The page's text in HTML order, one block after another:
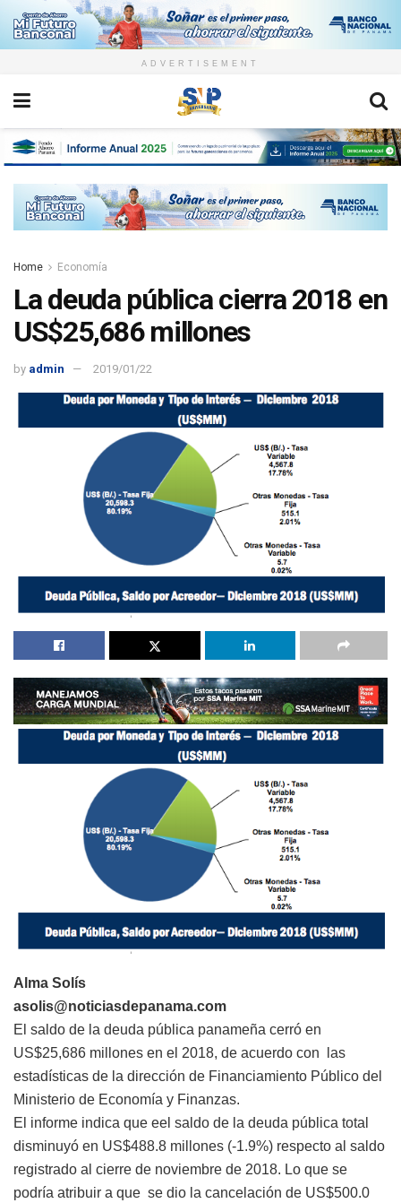
ADVERTISEMENT
Home Economía
La deuda pública cierra 2018 en
US$25,686 millones
by admin 2019/01/22
Alma Solís
asolis@noticiasdepanama.com
El saldo de la deuda pública panameña cerró en
US$25,686 millones en el 2018, de acuerdo con las
estadísticas de la dirección de Financiamiento Público del
Ministerio de Economía y Finanzas.
El informe indica que eel saldo de la deuda pública total
disminuyó en US$488.8 millones (-1.9%) respecto al saldo
registrado al cierre de noviembre de 2018. Lo que se
podría atribuir a que se dio la cancelación de US$500.0